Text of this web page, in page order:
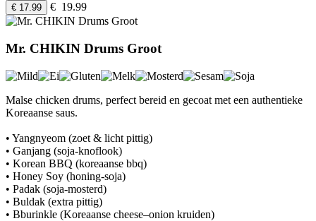
€ 17.99 € 19.99
Mr. CHIKIN Drums Groot
Malse chicken drums, perfect bereid en gecoat met een authentieke
Koreaanse saus.
• Yangnyeom (zoet & licht pittig)
• Ganjang (soja-knoflook)
• Korean BBQ (koreaanse bbq)
• Honey Soy (honing-soja)
• Padak (soja-mosterd)
• Buldak (extra pittig)
• Bburinkle (Koreaanse cheese–onion kruiden)